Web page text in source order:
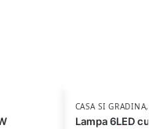
CASA SI GRADINA
Lampa 6LED